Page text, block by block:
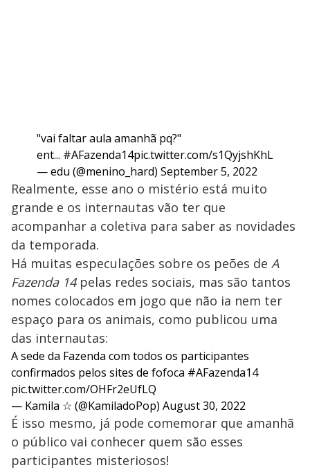
"vai faltar aula amanhã pq?"
ent... #AFazenda14pic.twitter.com/s1QyjshKhL
— edu (@menino_hard) September 5, 2022
Realmente, esse ano o mistério está muito
grande e os internautas vão ter que
acompanhar a coletiva para saber as novidades
da temporada.
Há muitas especulações sobre os peões de A
Fazenda 14pelas redes sociais, mas são tantos
nomes colocados em jogo que não ia nem ter
espaço para os animais, como publicou uma
das internautas:
A sede da Fazenda com todos os participantes
confirmados pelos sites de fofoca #AFazenda14
pic.twitter.com/OHFr2eUfLQ
— Kamila ☆ (@KamiladoPop) August 30, 2022
É isso mesmo, já pode comemorar que amanhã
o público vai conhecer quem são esses
participantes misteriosos!